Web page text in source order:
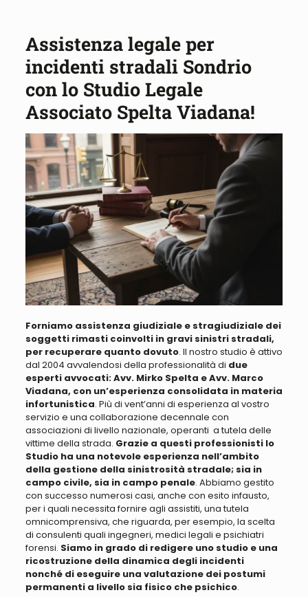
Assistenza legale per
incidenti stradali Sondrio
con lo Studio Legale
Associato Spelta Viadana!
Forniamo assistenza giudiziale e stragiudiziale dei
soggetti rimasti coinvolti in gravi sinistri stradali,
per recuperare quanto dovuto. Il nostro studio è attivo
dal 2004 avvalendosi della professionalità di due
esperti avvocati: Avv. Mirko Spelta e Avv. Marco
Viadana, con un’esperienza consolidata in materia
infortunistica. Più di vent’anni di esperienza al vostro
servizio e una collaborazione decennale con
associazioni di livello nazionale, operanti a tutela delle
vittime della strada. Grazie a questi professionisti lo
Studio ha una notevole esperienza nell’ambito
della gestione della sinistrosità stradale; sia in
campo civile, sia in campo penale. Abbiamo gestito
con successo numerosi casi, anche con esito infausto,
per i quali necessita fornire agli assistiti, una tutela
omnicomprensiva, che riguarda, per esempio, la scelta
di consulenti quali ingegneri, medici legali e psichiatri
forensi. Siamo in grado di redigere uno studio e una
ricostruzione della dinamica degli incidenti
nonché di eseguire una valutazione dei postumi
permanenti a livello sia fisico che psichico.